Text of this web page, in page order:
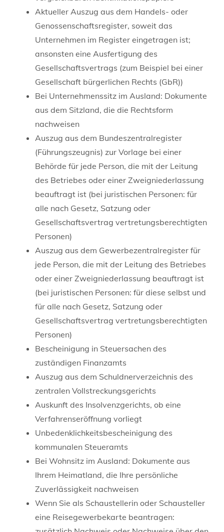
Aktueller Auszug aus dem Handels- oder
Genossenschaftsregister, soweit das
Unternehmen im Register eingetragen ist;
ansonsten eine Ausfertigung des
Gesellschaftsvertrags (zum Beispiel bei einer
Gesellschaft bürgerlichen Rechts (GbR))
Bei Unternehmenssitz im Ausland: Dokumente
aus dem Sitzland, die die Rechtsform
nachweisen
Auszug aus dem Bundeszentralregister
(Führungszeugnis) zur Vorlage bei einer
Behörde für jede Person, die mit der Leitung
des Betriebes oder einer Zweigniederlassung
beauftragt ist (bei juristischen Personen: für
alle nach Gesetz, Satzung oder
Gesellschaftsvertrag vertretungsberechtigten
Personen)
Auszug aus dem Gewerbezentralregister für
jede Person, die mit der Leitung des Betriebes
oder einer Zweigniederlassung beauftragt ist
(bei juristischen Personen: für diese selbst und
für alle nach Gesetz, Satzung oder
Gesellschaftsvertrag vertretungsberechtigten
Personen)
Bescheinigung in Steuersachen des
zuständigen Finanzamts
Auszug aus dem Schuldnerverzeichnis des
zentralen Vollstreckungsgerichts
Auskunft des Insolvenzgerichts, ob eine
Verfahrenseröffnung vorliegt
Unbedenklichkeitsbescheinigung des
kommunalen Steueramts
Bei Wohnsitz im Ausland: Dokumente aus
Ihrem Heimatland, die Ihre persönliche
Zuverlässigkeit nachweisen
Wenn Sie als Schaustellerin oder Schausteller
eine Reisegewerbekarte beantragen: